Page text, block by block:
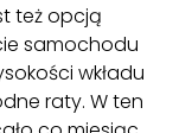
też opcją
samochodu
wkładu
raty. W ten